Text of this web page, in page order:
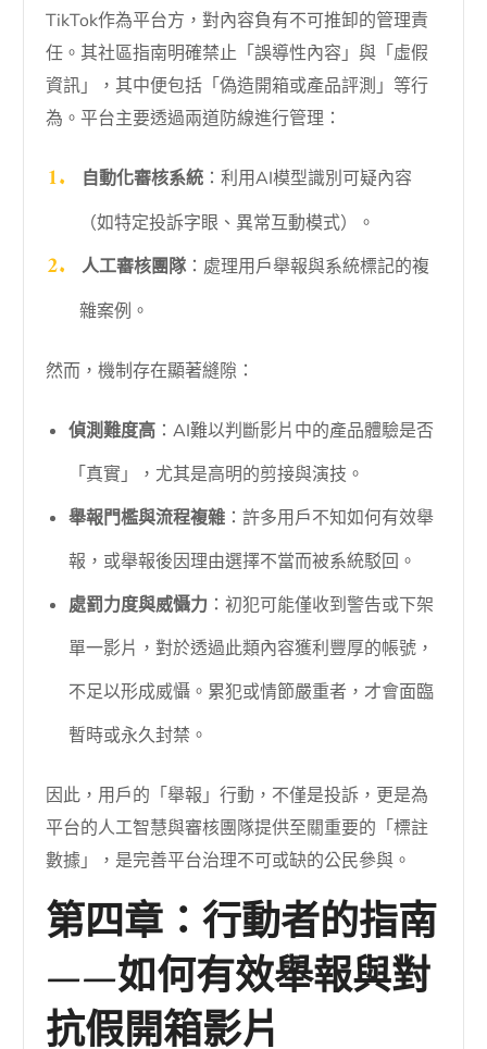
TikTok作為平台方，對內容負有不可推卸的管理責
任。其社區指南明確禁止「誤導性內容」與「虛假
資訊」，其中便包括「偽造開箱或產品評測」等行
為。平台主要透過兩道防線進行管理：
自動化審核系統：利用AI模型識別可疑內容
（如特定投訴字眼、異常互動模式）。
人工審核團隊：處理用戶舉報與系統標記的複
雜案例。
然而，機制存在顯著縫隙：
偵測難度高 ：AI難以判斷影片中的產品體驗是否
「真實」，尤其是高明的剪接與演技。
舉報門檻與流程複雜 ：許多用戶不知如何有效舉
報，或舉報後因理由選擇不當而被系統駁回。
處罰力度與威懾力 ：初犯可能僅收到警告或下架
單一影片，對於透過此類內容獲利豐厚的帳號，
不足以形成威懾。累犯或情節嚴重者，才會面臨
暫時或永久封禁。
因此，用戶的「舉報」行動，不僅是投訴，更是為
平台的人工智慧與審核團隊提供至關重要的「標註
數據」，是完善平台治理不可或缺的公民參與。
第四章：行動者的指南
——如何有效舉報與對
抗假開箱影片